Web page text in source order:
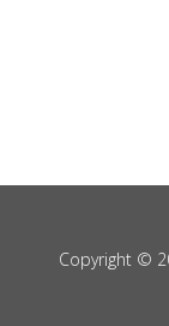
Copyright ©